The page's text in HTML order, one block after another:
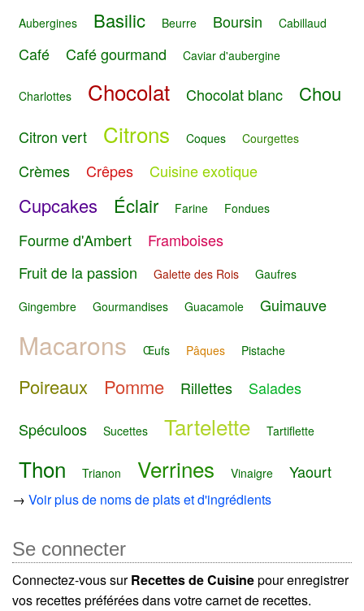
Aubergines Basilic Beurre Boursin Cabillaud
Café Café gourmand Caviar d'aubergine
Charlottes Chocolat Chocolat blanc Chou
Citron vert Citrons Coques Courgettes
Crèmes Crêpes Cuisine exotique
Cupcakes Éclair Farine Fondues
Fourme d'Ambert
Framboises
Fruit de la passion
Galette des Rois
Gaufres
Gingembre
Gourmandises Guacamole Guimauve
Macarons Œufs Pâques Pistache
Poireaux Pomme Rillettes
Salades
Spéculoos
Sucettes Tartelette Tartiflette
Thon Trianon Verrines Vinaigre Yaourt
→ Voir plus de noms de plats et d'ingrédients
Se connecter
Connectez-vous surRecettes de Cuisinepour enregistrer
vos recettes préférées dans votre carnet de recettes.